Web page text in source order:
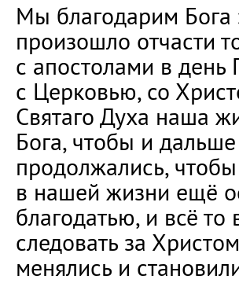
Мы благодарим Бога
произошло отчасти
с апостолами в день
с Церковью, со
Святаго Духа наша
Бога, чтобы и
продолжались,
в нашей жизни ещё
благодатью, и всё
следовать за
менялись и